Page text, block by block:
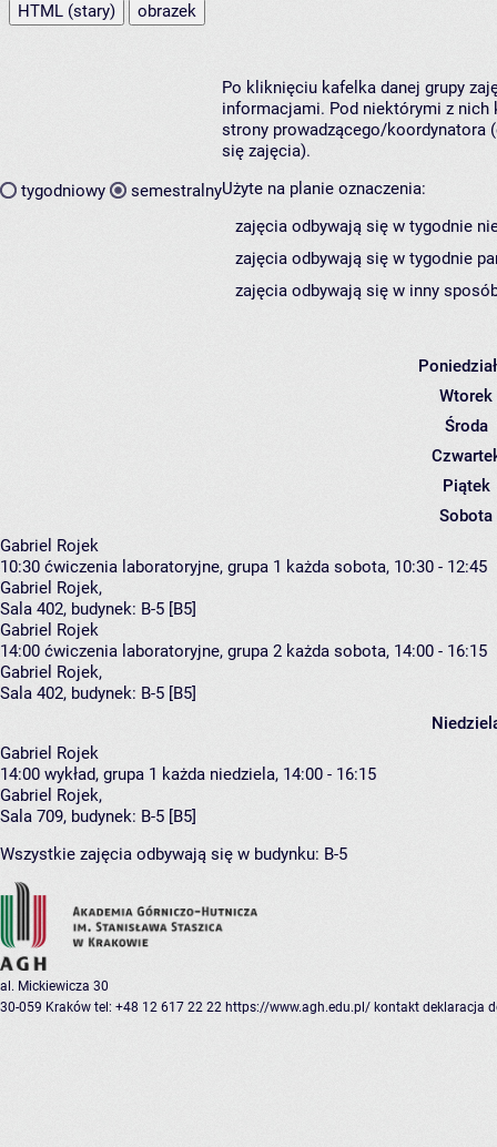
HTML (stary)
obrazek
tygodniowy semestralny
Po kliknięciu kafelka danej grupy
informacjami. Pod niektórymi z nich
strony prowadzącego/koordynatora
się zajęcia).
Użyte na planie oznaczenia:
zajęcia odbywają się w tygodnie
zajęcia odbywają się w tygodnie
zajęcia odbywają się w inny
Wtorek
Środa
Piątek
Sobota
Gabriel Rojek
10:30 ćwiczenia laboratoryjne, grupa 1 każda sobota, 10:30 - 12:45
Gabriel Rojek,
Sala 402, budynek: B-5 [B5]
Gabriel Rojek
14:00 ćwiczenia laboratoryjne, grupa 2 każda sobota, 14:00 - 16:15
Gabriel Rojek,
Sala 402, budynek: B-5 [B5]
Gabriel Rojek
14:00 wykład, grupa 1 każda niedziela, 14:00 - 16:15
Gabriel Rojek,
Sala 709, budynek: B-5 [B5]
Wszystkie zajęcia odbywają się w budynku: B-5
al. Mickiewicza 30
30-059 Kraków tel: +48 12 617 22 22 https://www.agh.edu.pl/ kontakt deklaracja